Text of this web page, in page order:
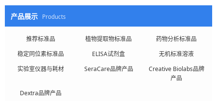
人才招聘
联系我们
产品展示 Products
推荐标准品 植物提取物标准品
药物分析标准品
稳定同位素标准品
ELISA试剂盒
无机标准溶液
实验室仪器与耗材
SeraCare品牌产品
Creative Biolabs品牌
产品
Dextra品牌产品